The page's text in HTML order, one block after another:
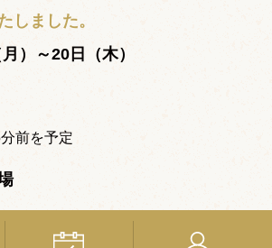
しました。
）～20日（木）
前を予定